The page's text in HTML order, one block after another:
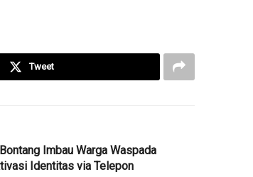
Tweet
Imbau Warga Waspada
Identitas via Telepon